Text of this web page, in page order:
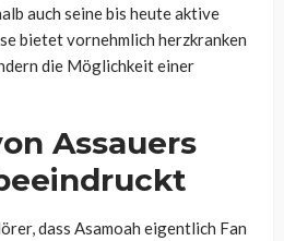
auch seine bis heute aktive
bietet vornehmlich herzkranken
die Möglichkeit einer
Assauers
dass Asamoah eigentlich Fan